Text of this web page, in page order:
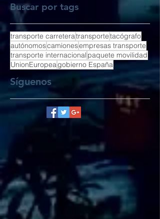
Buscar por tags
transporte carreteratransportetacógrafo
autónomoscamionesempresas transporte
transporte internacional paquete movilidad
UnionEuropeagobierno España
Síguenos